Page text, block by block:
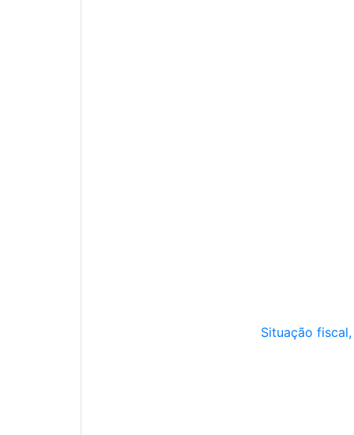
Situação